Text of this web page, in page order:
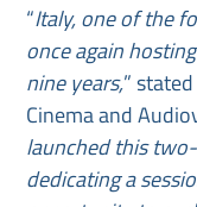
“Italy, one of the
once again
nine years,”
Cinema and
launched this
dedicating a